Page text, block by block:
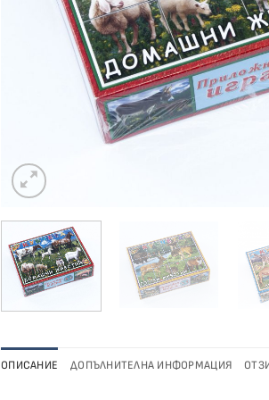
ОПИСАНИЕ ДОПЪЛНИТЕЛНА ИНФОРМАЦИЯ